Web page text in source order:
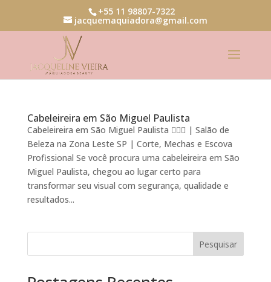
+55 11 98807-7322
jacquemaquiadora@gmail.com
Cabeleireira em São Miguel Paulista
Cabeleireira em São Miguel Paulista 💇‍♀️✨ | Salão de
Beleza na Zona Leste SP | Corte, Mechas e Escova
Profissional Se você procura uma cabeleireira em São
Miguel Paulista, chegou ao lugar certo para
transformar seu visual com segurança, qualidade e
resultados...
Pesquisar